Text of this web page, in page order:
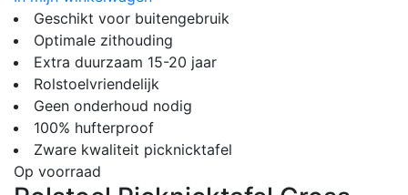
Geschikt voor buitengebruik
Optimale zithouding
Extra duurzaam 15-20 jaar
Rolstoelvriendelijk
Geen onderhoud nodig
100% hufterproof
Zware kwaliteit picknicktafel
Op voorraad